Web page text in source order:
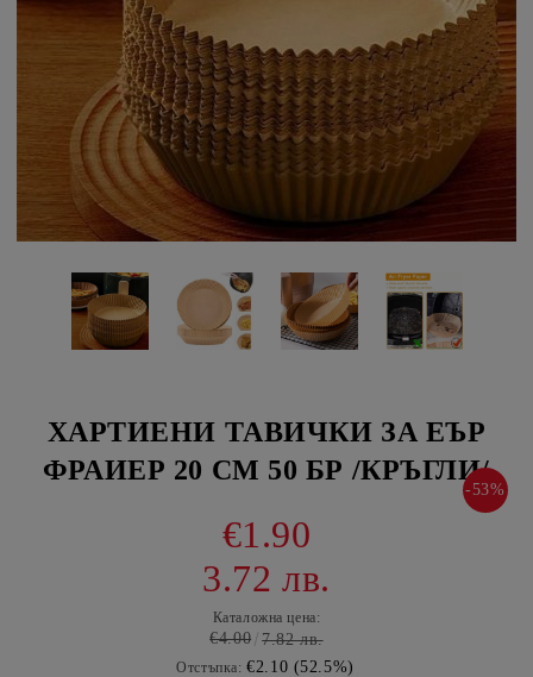
ХАРТИЕНИ ТАВИЧКИ ЗА ЕЪР
ФРАИЕР 20 СМ 50 БР /КРЪГЛИ/
-53%
€1.90
3.72 лв.
Каталожна цена:
€4.00 7.82 лв.
Отстъпка: €2.10 (52.5%)